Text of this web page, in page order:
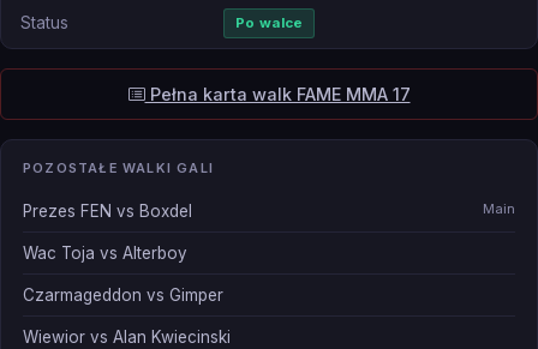
Status Po walce
Pełna karta walk FAME MMA 17
POZOSTAŁE WALKI GALI
Prezes FEN vs Boxdel Main
Wac Toja vs Alterboy
Czarmageddon vs Gimper
Wiewior vs Alan Kwiecinski